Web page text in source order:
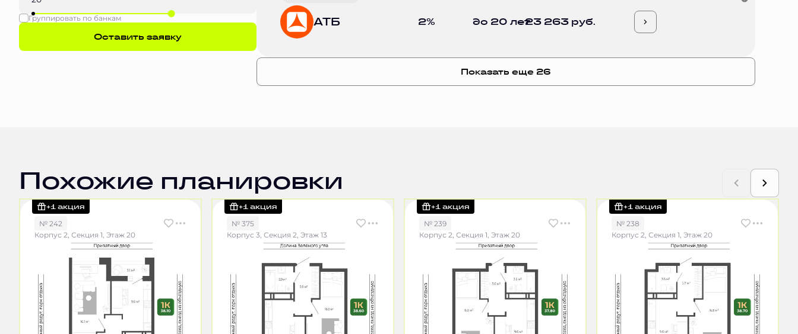
Группировать по банкам
Оставить заявку
АТБ 2% до 20 лет23 263 руб.
Показать еще 26
Похожие планировки
+1 акция
№ 242
Корпус 2, Секция 1, Этаж 20
+1 акция
№ 375
Корпус 3, Секция 2, Этаж 13
+1 акция
№ 239
Корпус 2, Секция 1, Этаж 20
+1 акция
№ 238
Корпус 2, Секция 1, Этаж 20